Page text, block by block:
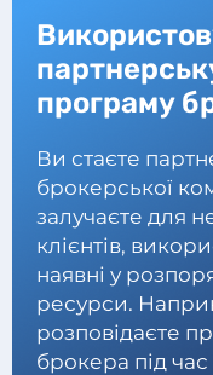
програму
Ви стаєте
брокерської
залучаєте для
клієнтів,
наявні у
ресурси.
розповідаєте
брокера під